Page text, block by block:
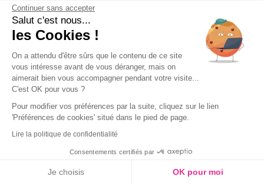
CONTACT
04 42 20 78 42
Du lundi au jeudi de 8h30 à 16h30 & le
vendredi de 8h30 à 15h30
Continuer sans accepter
Salut c'est nous...
les Cookies !
On a attendu d'être sûrs que le contenu de ce site
vous intéresse avant de vous déranger, mais on
aimerait bien vous accompagner pendant votre visite...
C'est OK pour vous ?
Pour modifier vos préférences par la suite, cliquez sur le lien
'Préférences de cookies' situé dans le pied de page.
Lire la politique de confidentialité
Consentements certifiés par
Je choisis OK pour moi